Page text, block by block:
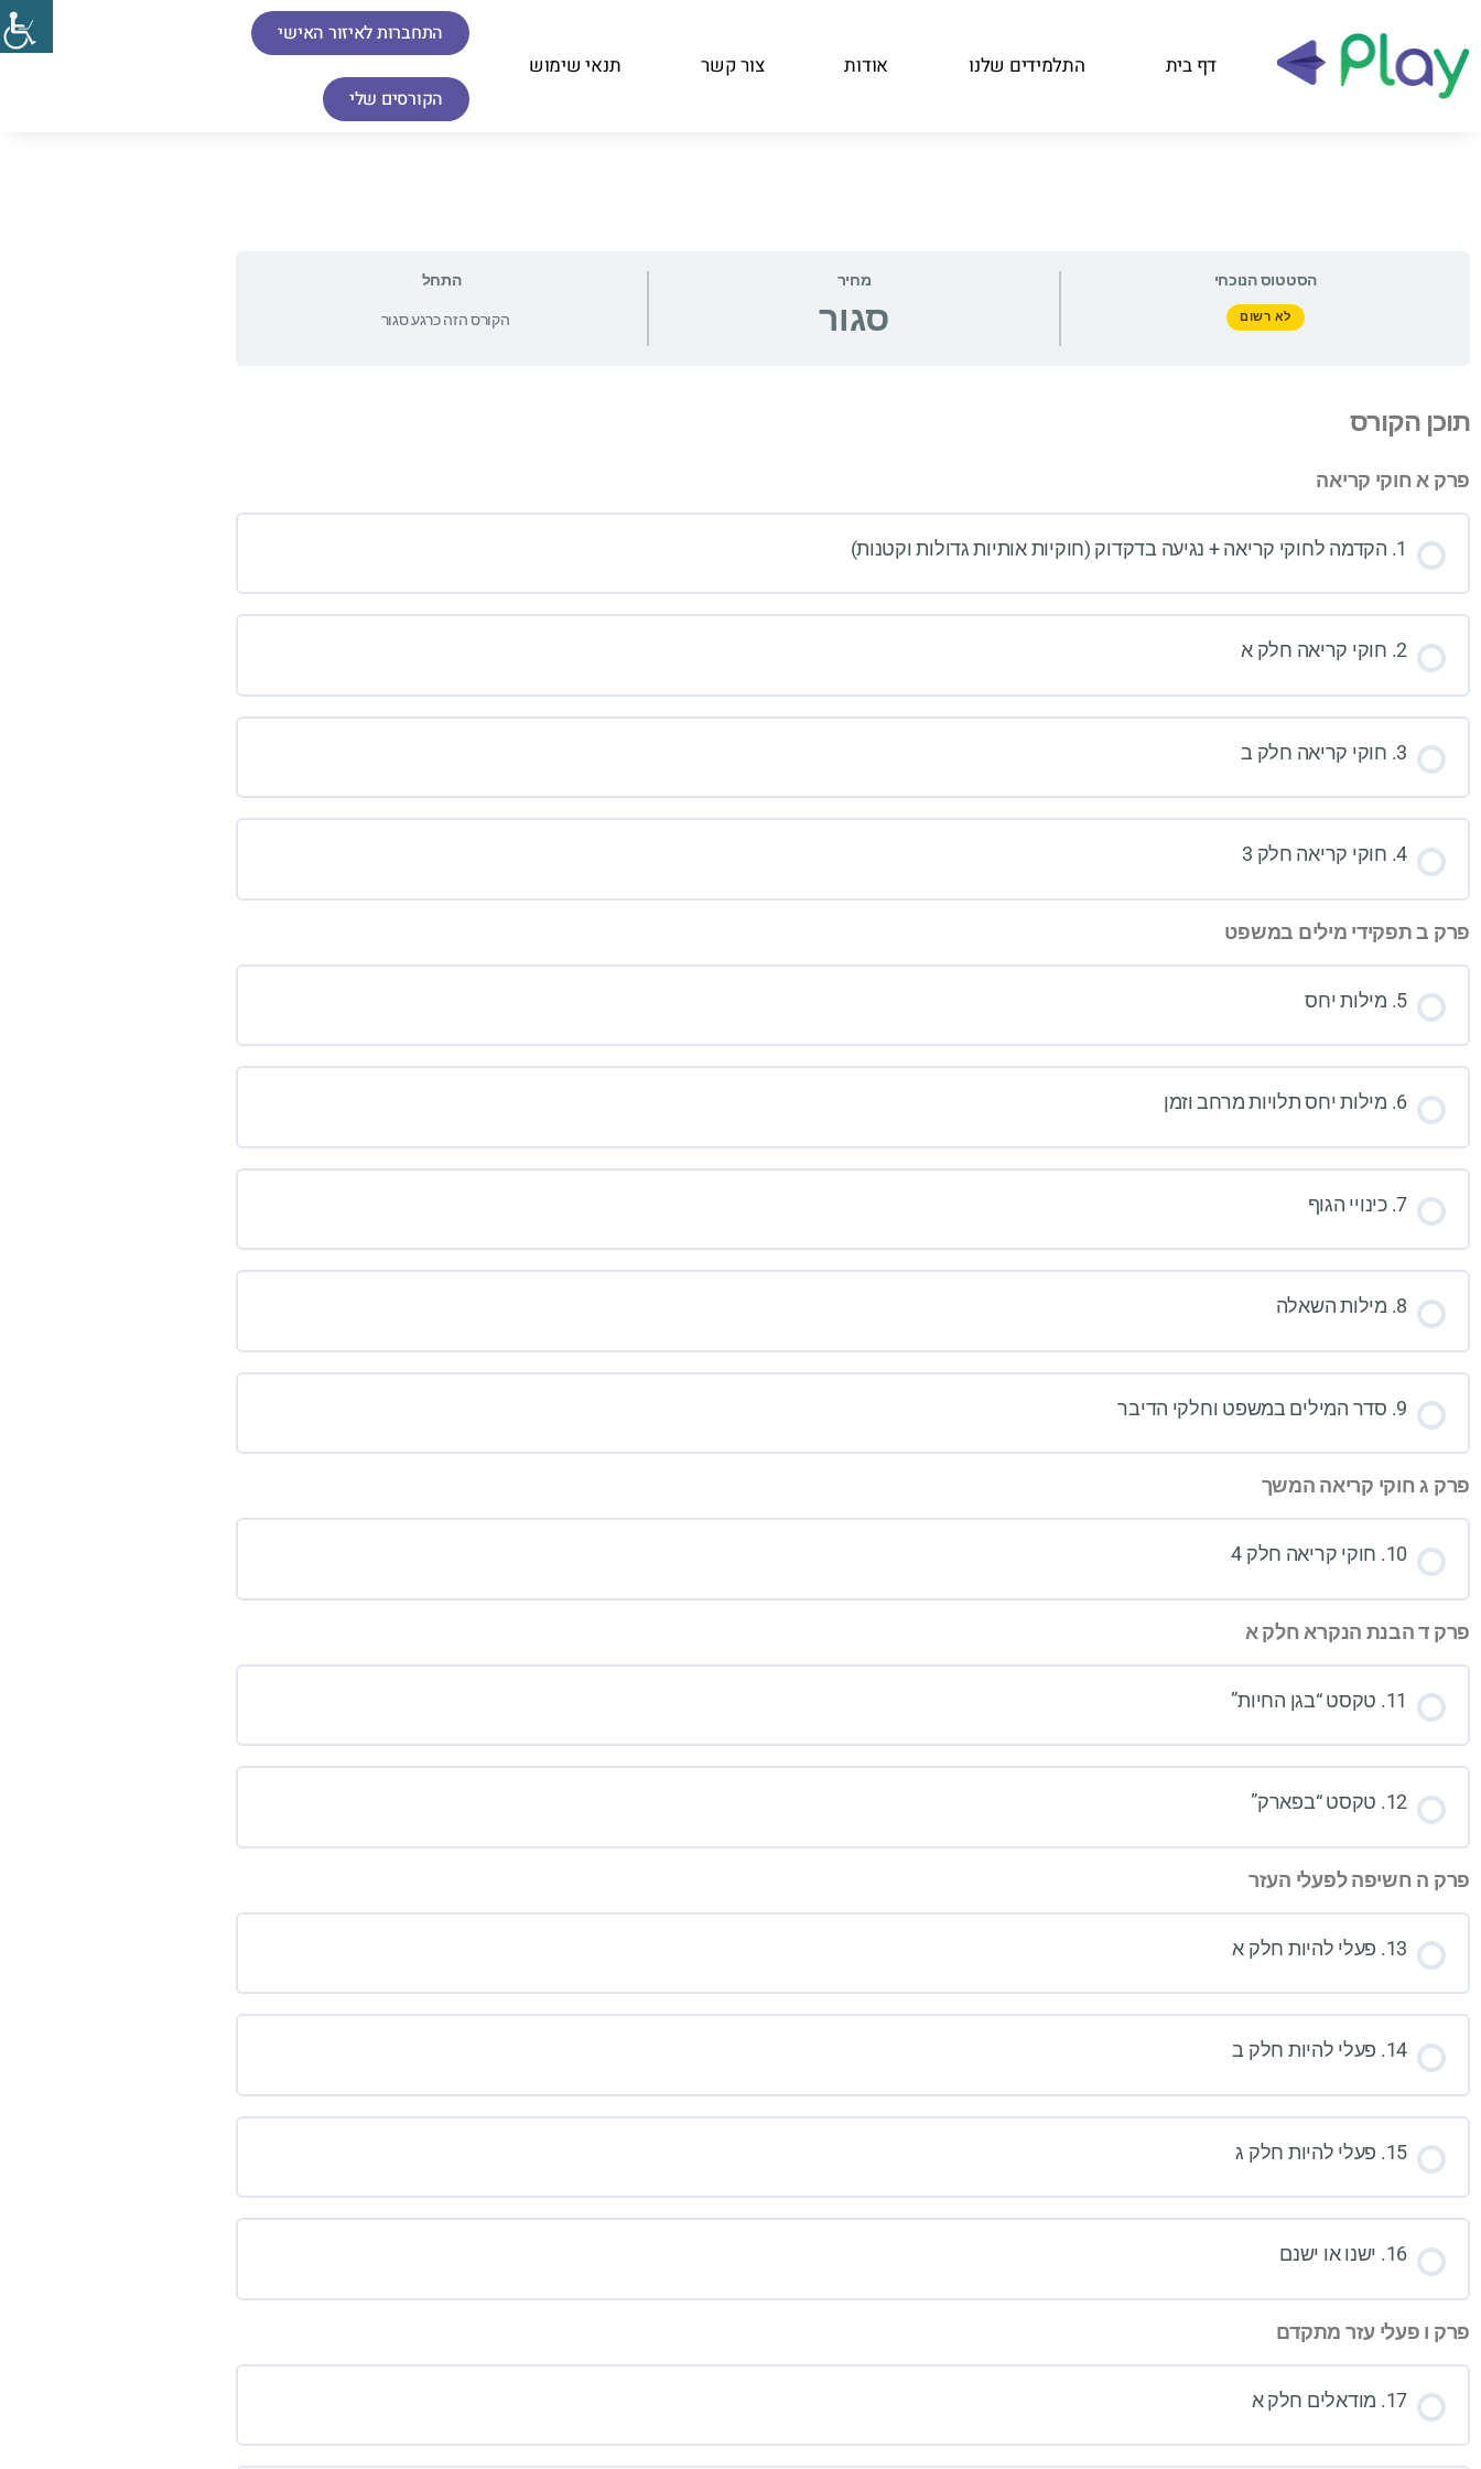
דף בית התלמידים שלנו אודות צור קשר תנאי שימוש
התחברות לאיזור האישי
הקורסים שלי
הסטטוס הנוכחי
לא רשום
מחיר
סגור
התחל
הקורס הזה כרגע סגור
תוכן הקורס
פרק א חוקי קריאה
1. הקדמה לחוקי קריאה + נגיעה בדקדוק (חוקיות אותיות גדולות וקטנות)
2. חוקי קריאה חלק א
3. חוקי קריאה חלק ב
4. חוקי קריאה חלק 3
פרק ב תפקידי מילים במשפט
5. מילות יחס
6. מילות יחס תלויות מרחב וזמן
7. כינויי הגוף
8. מילות השאלה
9. סדר המילים במשפט וחלקי הדיבר
פרק ג חוקי קריאה המשך
10. חוקי קריאה חלק 4
פרק ד הבנת הנקרא חלק א
11. טקסט “בגן החיות”
12. טקסט “בפארק”
פרק ה חשיפה לפעלי העזר
13. פעלי להיות חלק א
14. פעלי להיות חלק ב
15. פעלי להיות חלק ג
16. ישנו או ישנם
פרק ו פעלי עזר מתקדם
17. מודאלים חלק א